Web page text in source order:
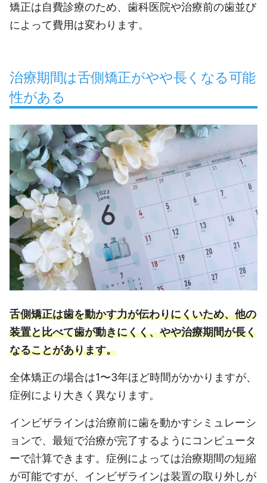
矯正は自費診療のため、歯科医院や治療前の歯並び
によって費用は変わります。
治療期間は舌側矯正がやや長くなる可能
性がある
舌側矯正は歯を動かす力が伝わりにくいため、他の
装置と比べて歯が動きにくく、やや治療期間が長く
なることがあります。
全体矯正の場合は1〜3年ほど時間がかかりますが、
症例により大きく異なります。
インビザラインは治療前に歯を動かすシミュレーシ
ョンで、最短で治療が完了するようにコンピュータ
ーで計算できます。症例によっては治療期間の短縮
が可能ですが、インビザラインは装置の取り外しが